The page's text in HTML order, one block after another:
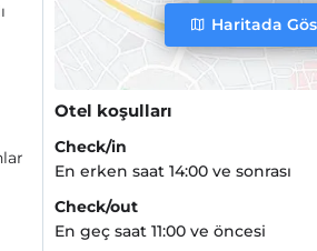
Haritada
Otel koşulları
Check/in
En erken saat 14:00 ve sonrası
Check/out
En geç saat 11:00 ve öncesi